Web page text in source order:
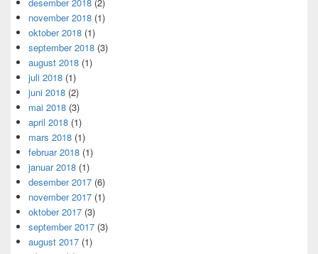
desember 2018 (2)
november 2018 (1)
oktober 2018 (1)
september 2018 (3)
august 2018 (1)
juli 2018 (1)
juni 2018 (2)
mai 2018 (3)
april 2018 (1)
mars 2018 (1)
februar 2018 (1)
januar 2018 (1)
desember 2017 (6)
november 2017 (1)
oktober 2017 (3)
september 2017 (3)
august 2017 (1)